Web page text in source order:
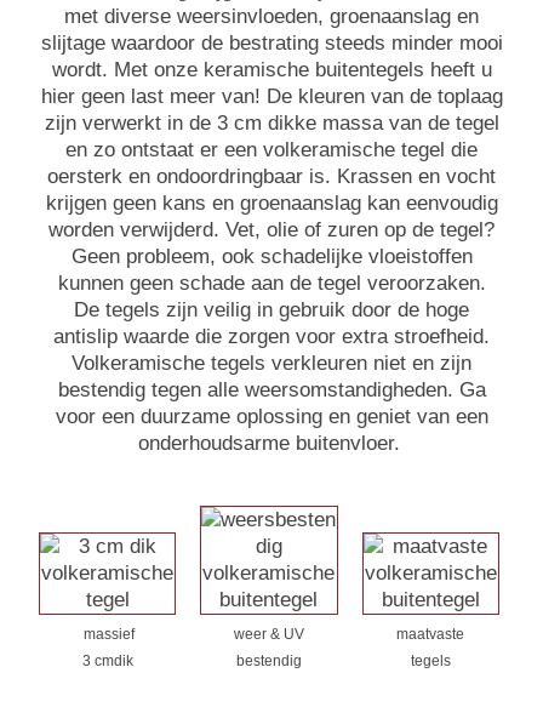
met diverse weersinvloeden, groenaanslag en
slijtage waardoor de bestrating steeds minder mooi
wordt. Met onze keramische buitentegels heeft u
hier geen last meer van! De kleuren van de toplaag
zijn verwerkt in de 3 cm dikke massa van de tegel
en zo ontstaat er een volkeramische tegel die
oersterk en ondoordringbaar is. Krassen en vocht
krijgen geen kans en groenaanslag kan eenvoudig
worden verwijderd. Vet, olie of zuren op de tegel?
Geen probleem, ook schadelijke vloeistoffen
kunnen geen schade aan de tegel veroorzaken.
De tegels zijn veilig in gebruik door de hoge
antislip waarde die zorgen voor extra stroefheid.
Volkeramische tegels verkleuren niet en zijn
bestendig tegen alle weersomstandigheden. Ga
voor een duurzame oplossing en geniet van een
onderhoudsarme buitenvloer.
massief
3 cmdik
weer & UV
bestendig
maatvaste
tegels